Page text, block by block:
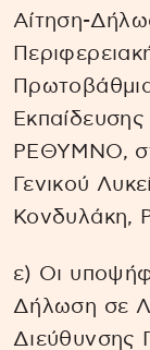
Αίτηση-
ΡΕΘΥΜΝΟ,
Γενικού
Κονδυλάκη,
ε) Οι
Δήλωση σε
Διεύθυνσης